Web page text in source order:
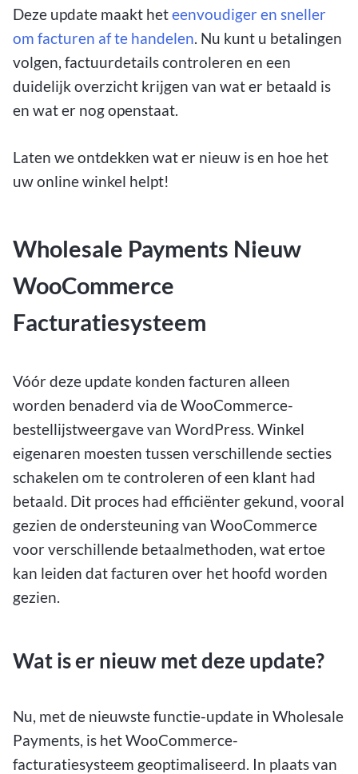
Deze update maakt heteenvoudiger en sneller
om facturen af te handelen. Nu kunt u betalingen
volgen, factuurdetails controleren en een
duidelijk overzicht krijgen van wat er betaald is
en wat er nog openstaat.
Laten we ontdekken wat er nieuw is en hoe het
uw online winkel helpt!
Wholesale Payments Nieuw
WooCommerce
Facturatiesysteem
Vóór deze update konden facturen alleen
worden benaderd via de WooCommerce-
bestellijstweergave van WordPress. Winkel
eigenaren moesten tussen verschillende secties
schakelen om te controleren of een klant had
betaald. Dit proces had efficiënter gekund, vooral
gezien de ondersteuning van WooCommerce
voor verschillende betaalmethoden, wat ertoe
kan leiden dat facturen over het hoofd worden
gezien.
Wat is er nieuw met deze update?
Nu, met de nieuwste functie-update in Wholesale
Payments, is het WooCommerce-
facturatiesysteem geoptimaliseerd. In plaats van